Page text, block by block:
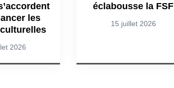
les
2026
éclabousse la FSF
15 juillet 2026